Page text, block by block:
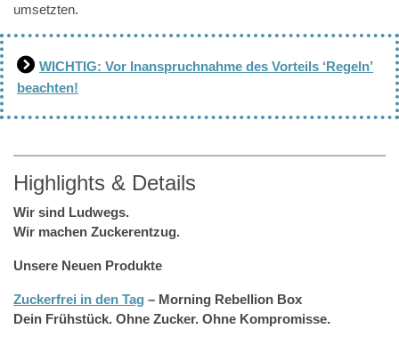
umsetzten.
WICHTIG: Vor Inanspruchnahme des Vorteils ‘Regeln’
beachten!
Highlights & Details
Wir sind Ludwegs.
Wir machen Zuckerentzug.
Unsere Neuen Produkte
Zuckerfrei in den Tag – Morning Rebellion Box
Dein Frühstück. Ohne Zucker. Ohne Kompromisse.